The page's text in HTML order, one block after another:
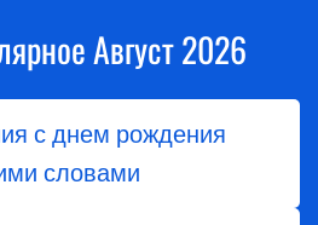
Август 2026
с днем рождения
словами